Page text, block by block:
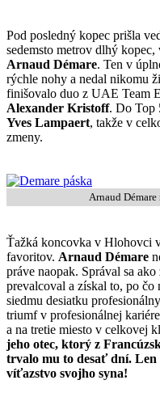
Pod posledný kopec prišla
sedemsto metrov dlhý
Arnaud Démare. Ten v
rýchle nohy a nedal nikomu
finišovalo duo z UAE Team
Alexander Kristoff. Do Top
Yves Lampaert, takže v
zmeny.
Arnaud
Ťažká koncovka v Hlohovci
favoritov. Arnaud Démare
práve naopak. Správal sa
prevalcoval a získal to, po čo
siedmu desiatku
triumf v profesionálnej
a na tretie miesto v celkovej
jeho otec, ktorý z
trvalo mu to desať dní. Len
víťazstvo svojho syna!